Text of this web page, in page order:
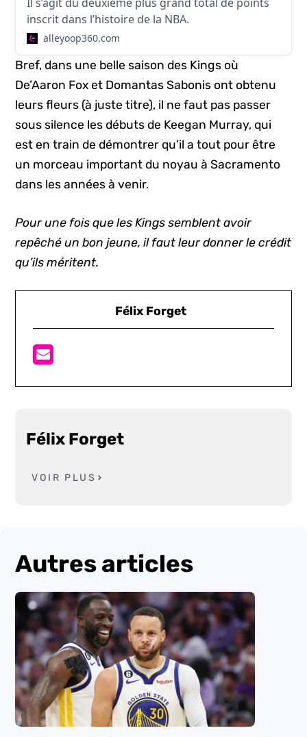
Il s’agit du deuxième plus grand total de points
inscrit dans l’histoire de la NBA.
alleyoop360.com
Bref, dans une belle saison des Kings où
De’Aaron Fox et Domantas Sabonis ont obtenu
leurs fleurs (à juste titre), il ne faut pas passer
sous silence les débuts de Keegan Murray, qui
est en train de démontrer qu’il a tout pour être
un morceau important du noyau à Sacramento
dans les années à venir.
Pour une fois que les Kings semblent avoir
repêché un bon jeune, il faut leur donner le crédit
qu’ils méritent.
Félix Forget
Félix Forget
VOIR PLUS
Autres articles